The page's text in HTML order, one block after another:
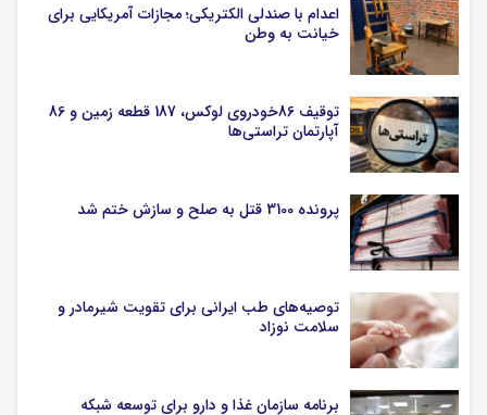
اعدام با صندلی الکتریکی؛ مجازات آمریکایی برای
خیانت به وطن
توقیف 86خودروی لوکس، 187 قطعه زمین و 86
آپارتمان تراستی‌ها
پرونده 3100 قتل به صلح و سازش ختم شد
توصیه‌های طب ایرانی برای تقویت شیرمادر و
سلامت نوزاد
برنامه سازمان غذا و دارو برای توسعه شبکه